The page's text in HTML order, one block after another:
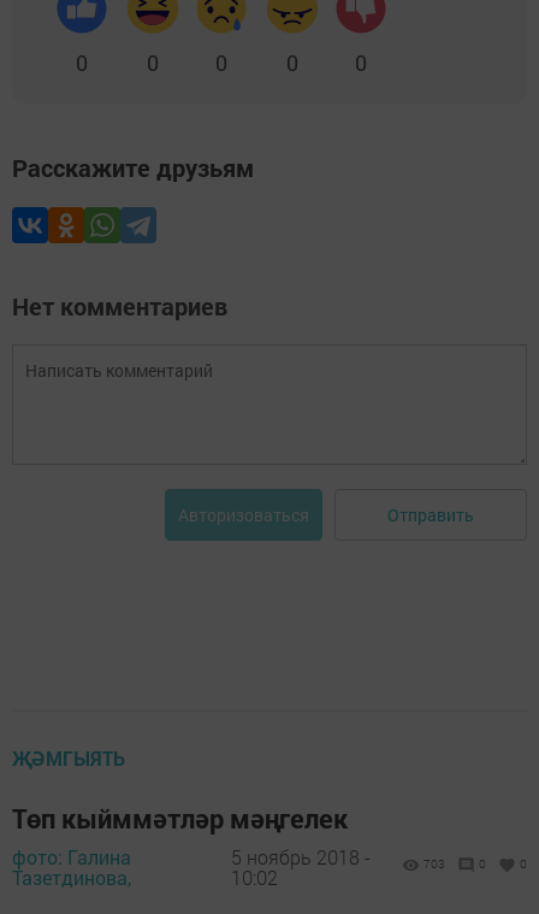
0 0 0 0 0
Расскажите друзьям
Нет комментариев
Авторизоваться Отправить
ҖӘМГЫЯТЬ
Төп кыйммәтләр мәңгелек
фото: Галина
Тазетдинова,
5 ноябрь 2018 -
10:02
703 0 0